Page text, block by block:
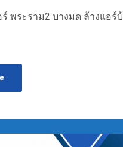
พระราม2 บางมด ล้างแอร์